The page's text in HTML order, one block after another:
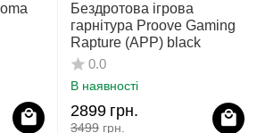
Бездротова ігрова
гарнітура Proove Gaming
Rapture (APP) black
0.0
В наявності
3499 грн.
2899 грн.